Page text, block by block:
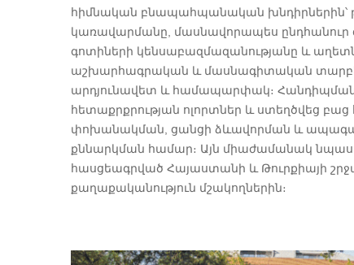
հիմնական բնապահպանական խնդիրներին՝
կառավարմանը, մասնավորապես ընդհանուր
գոտիների կենսաբազմազանությանը և
աշխարհագրական և մասնագիտական տարբեր
արդյունավետ և համապարփակ։ Հանդիպման
հետաքրքրության ոլորտներ և ստեղծվեց
փոխանակման, ցանցի ձևավորման և ապագա
քննարկման համար։ Այն միաժամանակ
հասցեագրված Հայաստանի և Թուրքիայի
քաղաքականություն մշակողներին։